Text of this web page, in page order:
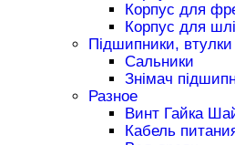
Корпус для
Корпус для
Підшипники, втулки
Сальники
Знімач
Разное
Винт Гайка
Кабель